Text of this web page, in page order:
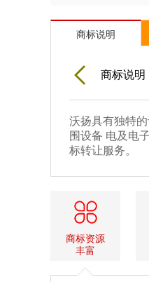
商标说明
商标说明
沃扬具有独特
围设备 电及电
标转让服务。
商标资源
丰富